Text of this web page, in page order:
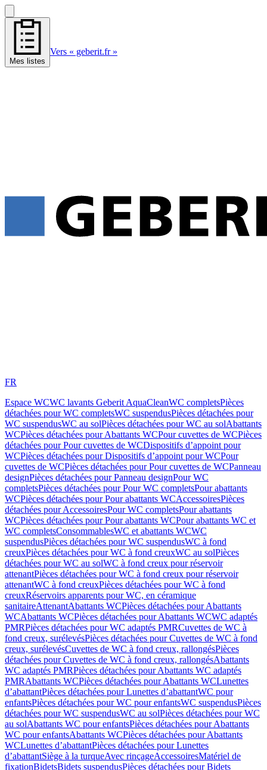
Mes listes
Vers « geberit.fr »
FR
Espace WCWC lavants Geberit AquaCleanWC completsPièces
détachées pour WC completsWC suspendusPièces détachées pour
WC suspendusWC au solPièces détachées pour WC au solAbattants
WCPièces détachées pour Abattants WCPour cuvettes de WCPièces
détachées pour Pour cuvettes de WCDispositifs d’appoint pour
WCPièces détachées pour Dispositifs d’appoint pour WCPour
cuvettes de WCPièces détachées pour Pour cuvettes de WCPanneau
designPièces détachées pour Panneau designPour WC
completsPièces détachées pour Pour WC completsPour abattants
WCPièces détachées pour Pour abattants WCAccessoiresPièces
détachées pour AccessoiresPour WC completsPour abattants
WCPièces détachées pour Pour abattants WCPour abattants WC et
WC completsConsommablesWC et abattants WCWC
suspendusPièces détachées pour WC suspendusWC à fond
creuxPièces détachées pour WC à fond creuxWC au solPièces
détachées pour WC au solWC à fond creux pour réservoir
attenantPièces détachées pour WC à fond creux pour réservoir
attenantWC à fond creuxPièces détachées pour WC à fond
creuxRéservoirs apparents pour WC, en céramique
sanitaireAttenantAbattants WCPièces détachées pour Abattants
WCAbattants WCPièces détachées pour Abattants WCWC adaptés
PMRPièces détachées pour WC adaptés PMRCuvettes de WC à
fond creux, surélevésPièces détachées pour Cuvettes de WC à fond
creux, surélevésCuvettes de WC à fond creux, rallongésPièces
détachées pour Cuvettes de WC à fond creux, rallongésAbattants
WC adaptés PMRPièces détachées pour Abattants WC adaptés
PMRAbattants WCPièces détachées pour Abattants WCLunettes
d’abattantPièces détachées pour Lunettes d’abattantWC pour
enfantsPièces détachées pour WC pour enfantsWC suspendusPièces
détachées pour WC suspendusWC au solPièces détachées pour WC
au solAbattants WC pour enfantsPièces détachées pour Abattants
WC pour enfantsAbattants WCPièces détachées pour Abattants
WCLunettes d’abattantPièces détachées pour Lunettes
d’abattantSiège à la turqueAvec rinçageAccessoiresMatériel de
fixationBidetsBidets suspendusPièces détachées pour Bidets